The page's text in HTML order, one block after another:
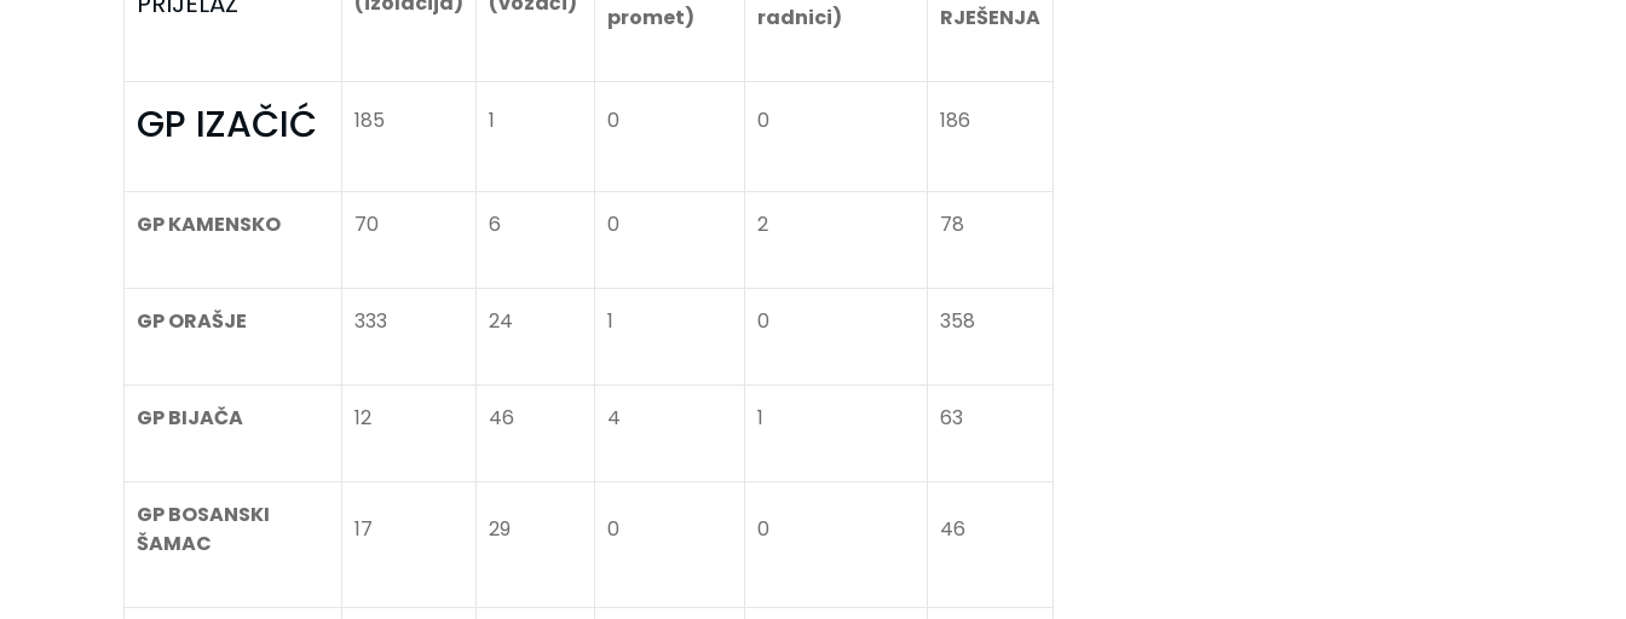
promet)
radnici)
RJEŠENJA
GP IZAČIĆ 185 1 0 0 186
GP KAMENSKO 70 6 0 2 78
GP ORAŠJE 333 24 1 0 358
GP BIJAČA 12 46 4 1 63
GP BOSANSKI
ŠAMAC
17 29 0 0 46